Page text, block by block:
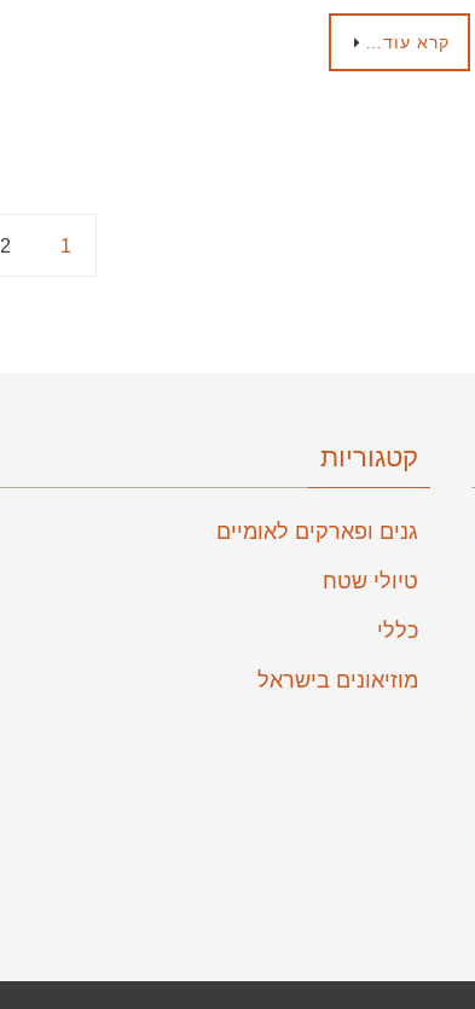
קרא עוד…
1
2
קטגוריות
גנים ופארקים לאומיים
טיולי שטח
כללי
מוזיאונים בישראל